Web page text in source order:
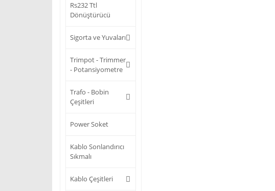
Rs232 Ttl
Dönüştürücü
Sigorta ve Yuvaları
Trimpot - Trimmer
- Potansiyometre
Trafo - Bobin
Çeşitleri
Power Soket
Kablo Sonlandırıcı
Sıkmalı
Kablo Çeşitleri